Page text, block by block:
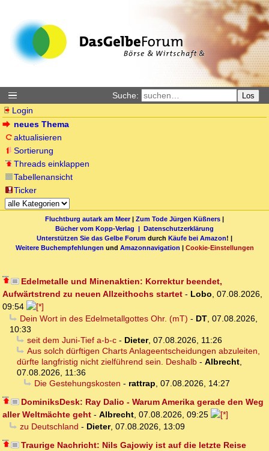
Suche: Los
Login
neues Thema
aktualisieren
Sortierung
Threads einklappen
Tabellenansicht
Ticker
Fluchtburg autark am Meer| Zum Tode Jürgen Küßners |
Bücher vom Kopp-Verlag | Datenschutzerklärung
Unterstützen Sie das Gelbe Forum durch Käufe bei Amazon! |
Weitere Buchempfehlungen und Amazonnavigation | Cookie-Einstellungen
Edelmetalle und Minenaktien: Korrektur beendet,
Aufwärtstrend zu neuen Allzeithochs startet - Lobo, 07.08.2026,
09:54
Dein Wort in des Edelmetallgottes Ohr. (mT) - DT, 07.08.2026,
10:33
seit dem Juni-Tief a-b-c- Dieter, 07.08.2026, 11:26
Aus solch dürftigen Charts Anlageentscheidungen abzuleiten,
dürfte langfristig nicht zielführend sein. Deshalb - Albrecht,
07.08.2026, 11:36
Die Gestehungskosten - rattrap, 07.08.2026, 14:27
DominiksDesk: Ray Dalio - Warum Amerika gerade den Weg
aller Weltmächte geht - Albrecht, 07.08.2026, 09:25
zu Deutschland - Dieter, 07.08.2026, 13:09
Traurige Nachricht: Nils Gajowiy ist auf die letzte Reise